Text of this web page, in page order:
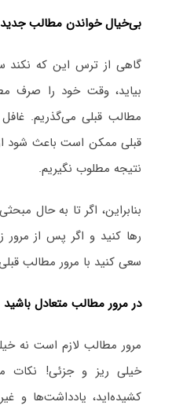
بی‌خیال خواندن مطالب
گاهی از ترس این که نکند
بیاید، وقت خود را صرف
مطالب قبلی می‌گذریم.
قبلی ممکن است باعث شود
نتیجه مطلوب نگیریم.
بنابراین، اگر تا به حال
رها کنید و اگر پس از مرور
سعی کنید با مرور مطالب
در مرور مطالب متعادل باشید
مرور مطالب لازم است نه
خیلی ریز و جزئی! نکات
کشیده‌اید، یادداشت‌ها و